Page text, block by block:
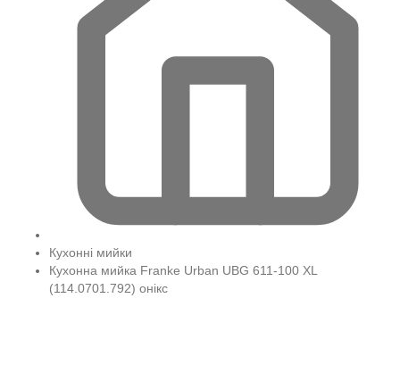
Кухонні мийки
Кухонна мийка Franke Urban UBG 611-100 XL
(114.0701.792) онікс